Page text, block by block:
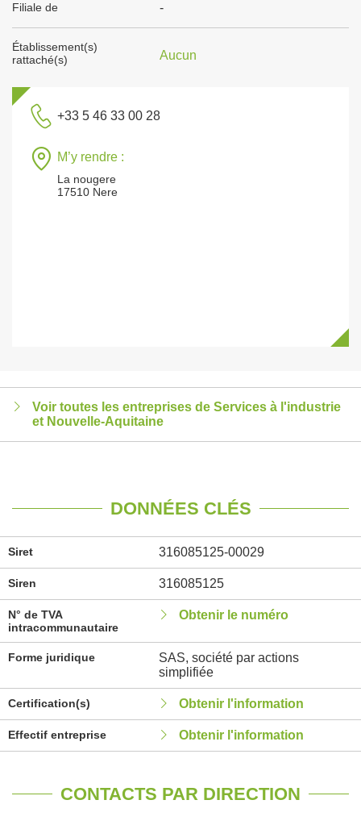
Filiale de -
Établissement(s)
rattaché(s)
Aucun
+33 5 46 33 00 28
M’y rendre :
La nougere
17510 Nere
Voir toutes les entreprises de Services à l'industrie
et Nouvelle-Aquitaine
DONNÉES CLÉS
Siret 316085125-00029
Siren 316085125
N° de TVA
intracommunautaire
Obtenir le numéro
Forme juridique
SAS, société par actions
simplifiée
Certification(s) Obtenir l'information
Effectif entreprise Obtenir l'information
CONTACTS PAR DIRECTION